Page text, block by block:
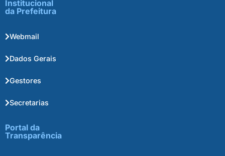
Institucional
da Prefeitura
Webmail
Dados Gerais
Gestores
Secretarias
Portal da
Transparência